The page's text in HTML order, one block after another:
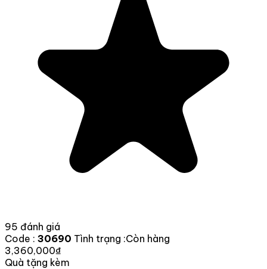
95 đánh giá
Code : 30690 Tình trạng :Còn hàng
3,360,000₫
Quà tặng kèm